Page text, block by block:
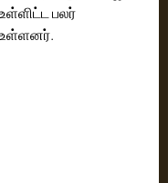
பலர்
உறுப்பினர்களாக உள்ளனர்‌.